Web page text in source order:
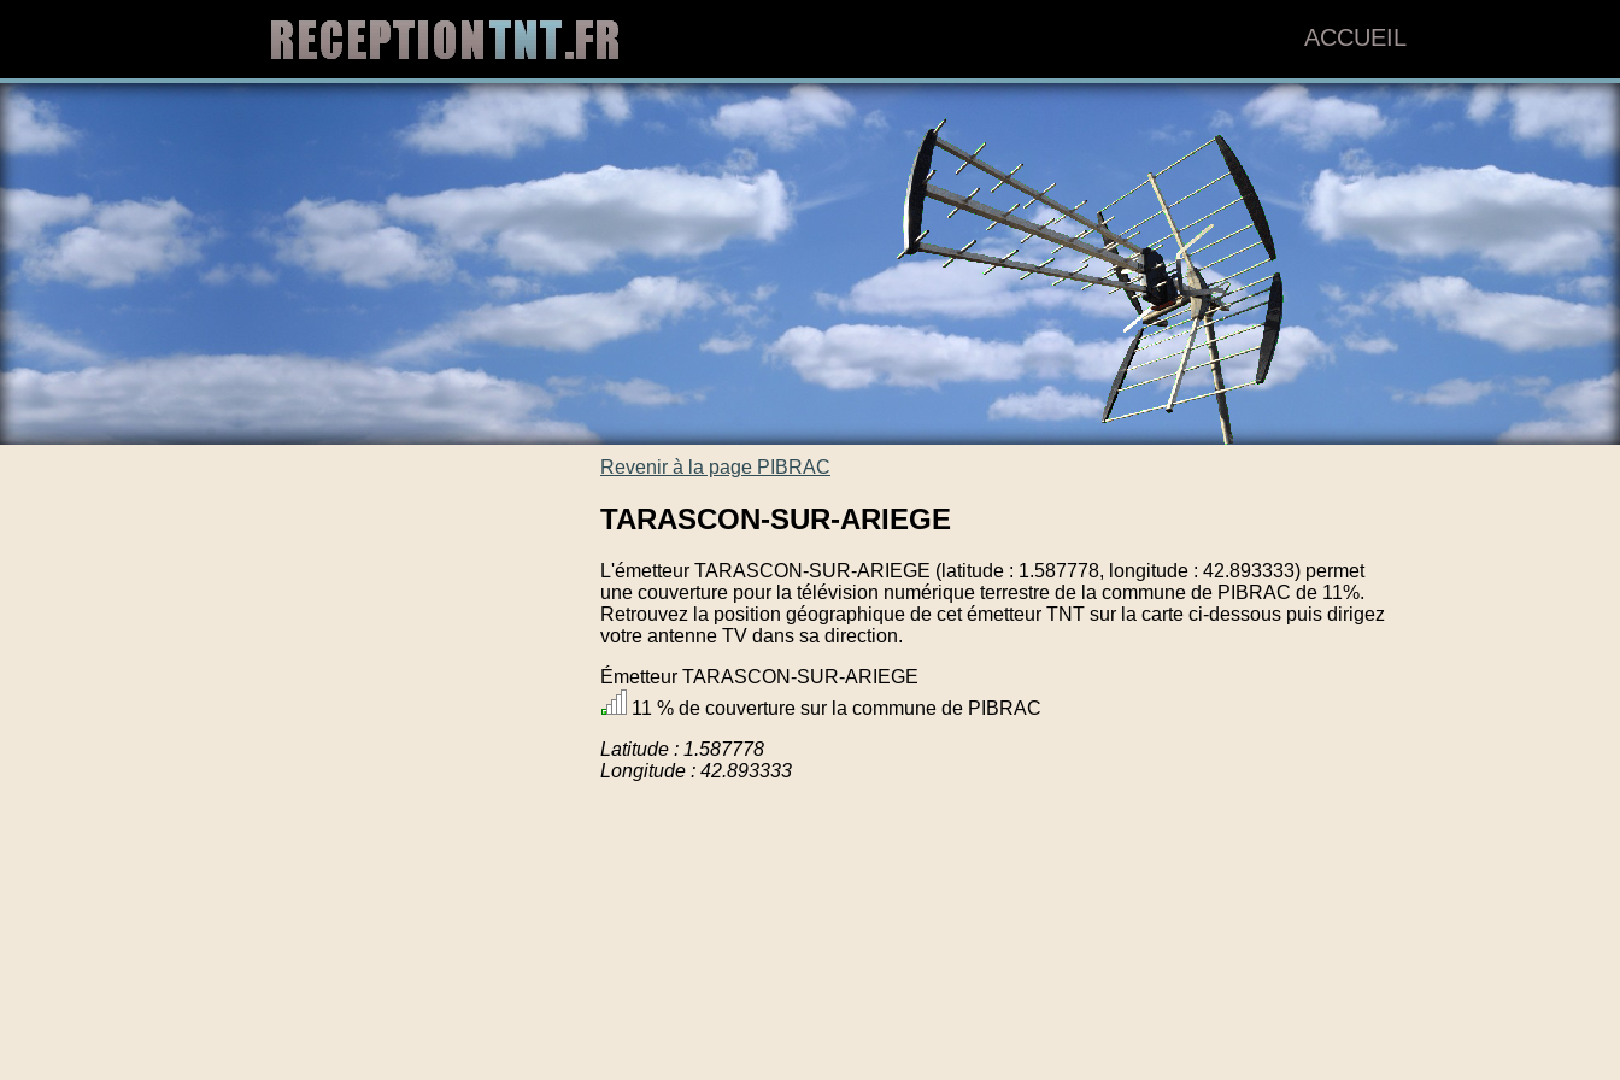
ACCUEIL
Revenir à la page PIBRAC
TARASCON-SUR-ARIEGE
L'émetteur TARASCON-SUR-ARIEGE (latitude : 1.587778, longitude : 42.893333) permet
une couverture pour la télévision numérique terrestre de la commune de PIBRAC de 11%.
Retrouvez la position géographique de cet émetteur TNT sur la carte ci-dessous puis dirigez
votre antenne TV dans sa direction.
Émetteur TARASCON-SUR-ARIEGE
11 % de couverture sur la commune de PIBRAC
Latitude : 1.587778
Longitude : 42.893333